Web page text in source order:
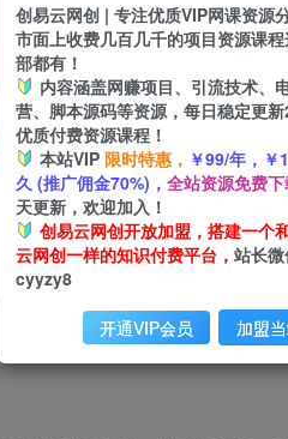
VIP推广
70%分佣
会员专属推广链接
流剪辑优化，带游戏
创易云网创 | 专注优质VIP网课资源
市面上收费几百几千的项目资源课
部都有！
内容涵盖网赚项目、引流技术、
营、脚本源码等资源，每日稳定更
优质付费资源课程！
本站VIP 限时特惠， ￥99/年，￥
久 (推广佣金70%)， 全站资源免费下
天更新，欢迎加入！
创易云网创开放加盟，搭建一个
云网创一样的知识付费平台， 站长微
cyyzy8
开通VIP会员 加盟